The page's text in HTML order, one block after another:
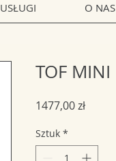
USŁUGI O NAS
TOF MINI
1477,00 złCena
Sztuk *